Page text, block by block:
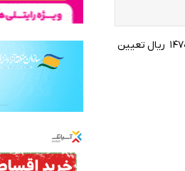
به گزارش ایلنا، طبق آمار مرکز مبادله طلا و ارز امروز پنج شنبه ۲۱ خرداد نرخ دلار رسمی به ۱۴۷۰۷۳۳ ریال تعیین